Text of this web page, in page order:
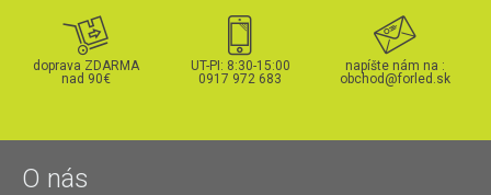
doprava ZDARMA
nad 90€
UT-PI: 8:30-15:00
0917 972 683
napíšte nám na :
obchod@forled.sk
O nás